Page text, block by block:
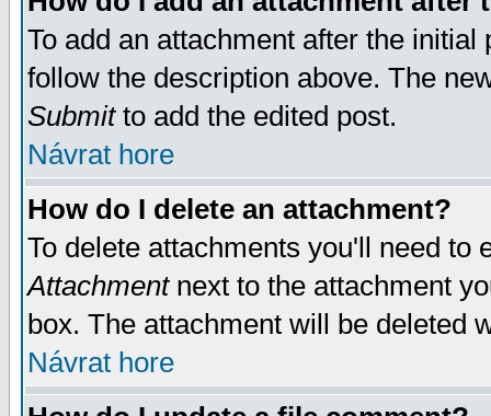
To add an attachment after the
follow the description above. The
Submitto add the edited post.
Návrat hore
How do I delete an attachment?
To delete attachments you'll need
Attachmentnext to the attachment
box. The attachment will be deleted
Návrat hore